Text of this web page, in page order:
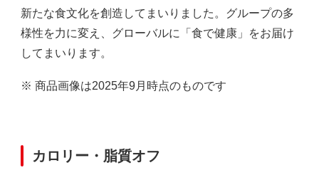
新たな食文化を創造してまいりました。グループの多
様性を力に変え、グローバルに「食で健康」をお届け
してまいります。
※ 商品画像は2025年9月時点のものです
カロリー・脂質オフ